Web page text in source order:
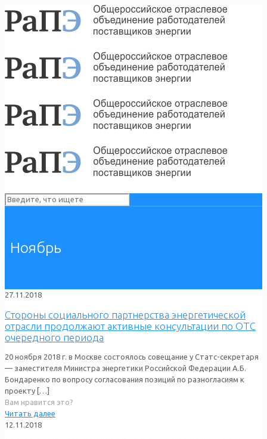
Ноябрь
27.11.2018
Стороны социального партнерства энергетической
отрасли продолжают активные консультации по ОТС
очередного периода
20 ноября 2018 г. в Москве состоялось совещание у Статс-секретаря
— заместителя Министра энергетики Российской Федерации А.Б.
Бондаренко по вопросу согласования позиций по разногласиям к
проекту […]
Вам нравится это?
Читать далее
12.11.2018